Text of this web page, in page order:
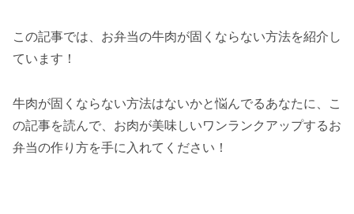
この記事では、お弁当の牛肉が固くならない方法を紹介し
ています！
牛肉が固くならない方法はないかと悩んでるあなたに、こ
の記事を読んで、お肉が美味しいワンランクアップするお
弁当の作り方を手に入れてください！